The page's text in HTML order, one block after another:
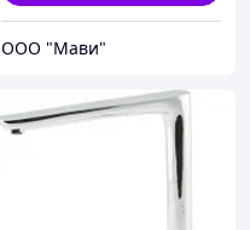
ООО "Мави"